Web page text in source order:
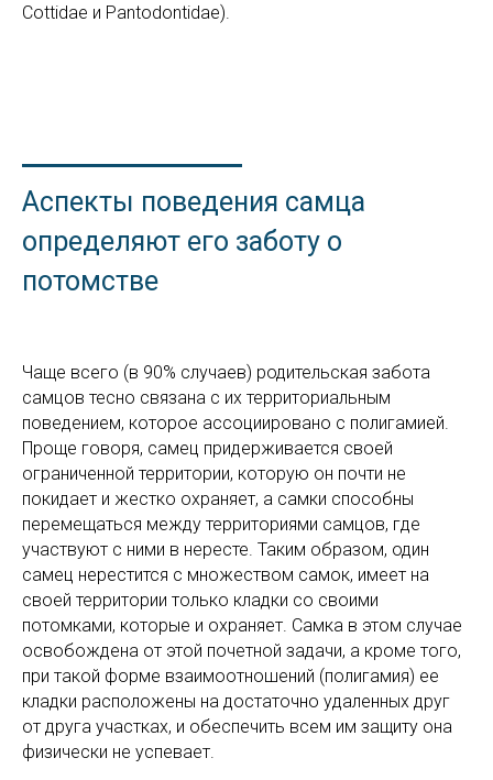
Cottidae и Pantodontidae).
Аспекты поведения самца
определяют его заботу о
потомстве
Чаще всего (в 90% случаев) родительская забота
самцов тесно связана с их территориальным
поведением, которое ассоциировано с полигамией.
Проще говоря, самец придерживается своей
ограниченной территории, которую он почти не
покидает и жестко охраняет, а самки способны
перемещаться между территориями самцов, где
участвуют с ними в нересте. Таким образом, один
самец нерестится с множеством самок, имеет на
своей территории только кладки со своими
потомками, которые и охраняет. Самка в этом случае
освобождена от этой почетной задачи, а кроме того,
при такой форме взаимоотношений (полигамия) ее
кладки расположены на достаточно удаленных друг
от друга участках, и обеспечить всем им защиту она
физически не успевает.